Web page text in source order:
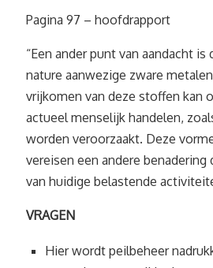
Pagina 97 – hoofdrapport
“Een ander punt van aandacht
nature aanwezige zware
vrijkomen van deze stoffen kan
actueel menselijk handelen,
worden veroorzaakt. Deze
vereisen een andere benadering
van huidige belastende
VRAGEN
Hier wordt peilbeheer